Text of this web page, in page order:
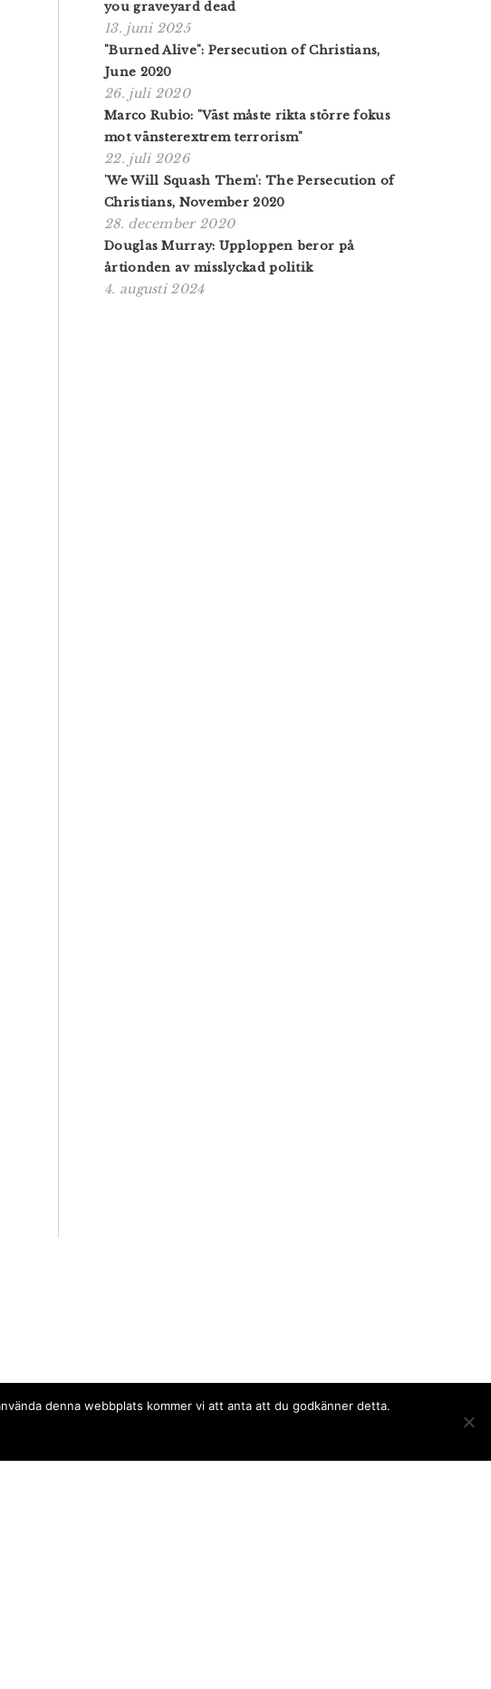
you graveyard dead
13. juni 2025
"Burned Alive": Persecution of Christians,
June 2020
26. juli 2020
Marco Rubio: "Väst måste rikta större fokus
mot vänsterextrem terrorism"
22. juli 2026
'We Will Squash Them': The Persecution of
Christians, November 2020
28. december 2020
Douglas Murray: Upploppen beror på
årtionden av misslyckad politik
4. augusti 2024
denna webbplats kommer vi att anta att du godkänner detta.